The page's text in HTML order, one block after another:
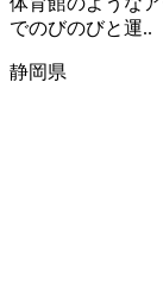
でのびのびと運..
静岡県